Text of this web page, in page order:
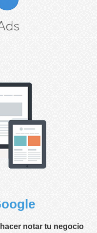
notar tu negocio